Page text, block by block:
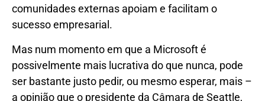
comunidades externas apoiam e facilitam o
sucesso empresarial.
Mas num momento em que a Microsoft é
possivelmente mais lucrativa do que nunca, pode
ser bastante justo pedir, ou mesmo esperar, mais –
a opinião que o presidente da Câmara de Seattle,